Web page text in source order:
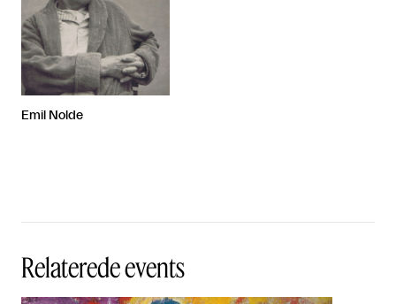
Emil Nolde
Relaterede events